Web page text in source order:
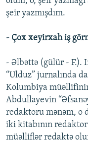
şeir yazmışdım.
- Çox xeyirxah iş
- Əlbəttə (gülür - F.).
“Ulduz” jurnalında
Kolumbiya müəllifinin
Abdullayevin
redaktoru mənəm, o
iki kitabının
müəlliflər redaktə